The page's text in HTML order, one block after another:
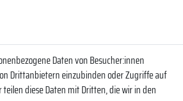
so über unsere Neuheiten und Angebote
NACHNAME
Daten von Besucher:innen
Drittanbietern einzubinden oder Zugriffe auf
diese Daten mit Dritten, die wir in den